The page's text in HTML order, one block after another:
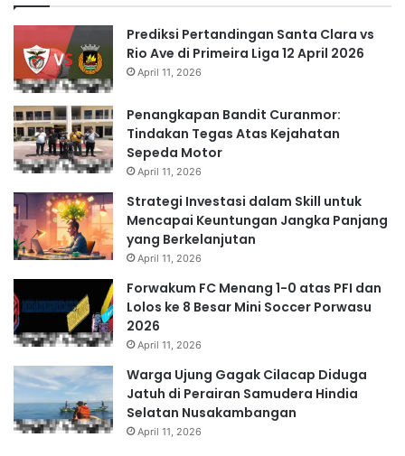
Prediksi Pertandingan Santa Clara vs
Rio Ave di Primeira Liga 12 April 2026
April 11, 2026
Penangkapan Bandit Curanmor:
Tindakan Tegas Atas Kejahatan
Sepeda Motor
April 11, 2026
Strategi Investasi dalam Skill untuk
Mencapai Keuntungan Jangka Panjang
yang Berkelanjutan
April 11, 2026
Forwakum FC Menang 1-0 atas PFI dan
Lolos ke 8 Besar Mini Soccer Porwasu
2026
April 11, 2026
Warga Ujung Gagak Cilacap Diduga
Jatuh di Perairan Samudera Hindia
Selatan Nusakambangan
April 11, 2026